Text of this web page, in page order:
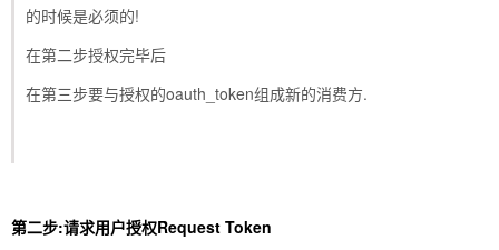
的时候是必须的!
在第二步授权完毕后
在第三步要与授权的oauth_token组成新的消费方.
第二步:请求用户授权Request Token